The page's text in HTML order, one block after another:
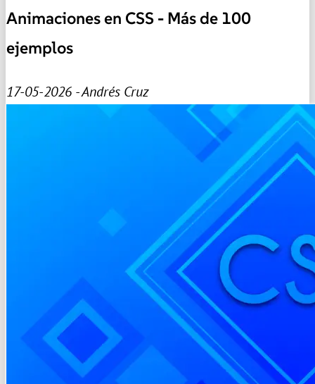
Animaciones en CSS - Más de 100
ejemplos
17-05-2026 - Andrés Cruz